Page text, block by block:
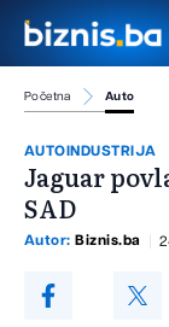
Početna Auto
AUTOINDUSTRIJA
Jaguar
SAD
Autor: Biznis.ba